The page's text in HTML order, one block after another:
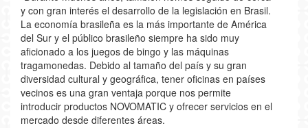
y con gran interés el desarrollo de la legislación en Brasil.
La economía brasileña es la más importante de América
del Sur y el público brasileño siempre ha sido muy
aficionado a los juegos de bingo y las máquinas
tragamonedas. Debido al tamaño del país y su gran
diversidad cultural y geográfica, tener oficinas en países
vecinos es una gran ventaja porque nos permite
introducir productos NOVOMATIC y ofrecer servicios en el
mercado desde diferentes áreas.